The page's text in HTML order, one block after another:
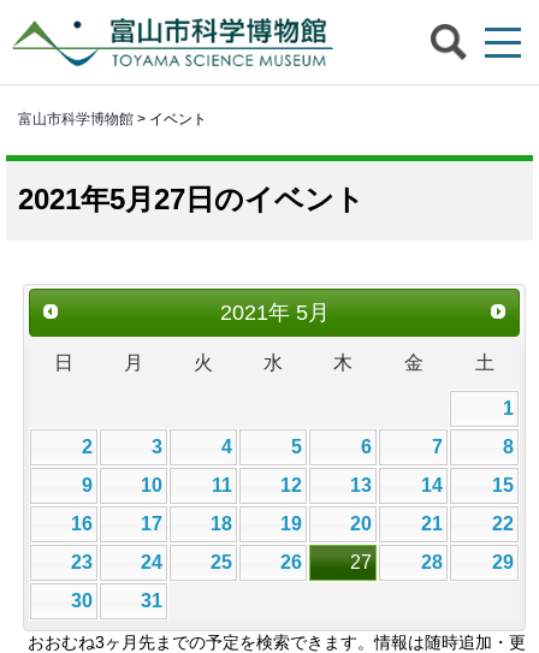
富山市科学博物館 > イベント
2021年5月27日のイベント
2021年5月
日 月 火 水 木 金 土
1
2
3 4 5 6 7
8
9
10 11 12 13 14
15
16
17 18 19 20 21
22
23
24 25 26 27 28
29
30
31
おおむね3ヶ月先までの予定を検索できます。情報は随時追加・更